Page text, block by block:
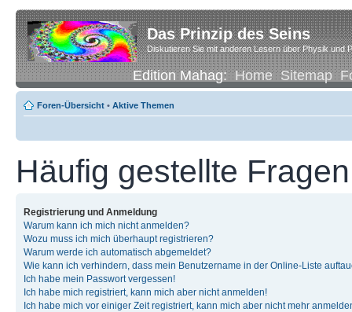
Das Prinzip des Seins
Diskutieren Sie mit anderen Lesern über Physik und
Edition Mahag:Home Sitemap
Foren-Übersicht • Aktive Themen
Häufig gestellte Fragen
Registrierung und Anmeldung
Warum kann ich mich nicht anmelden?
Wozu muss ich mich überhaupt registrieren?
Warum werde ich automatisch abgemeldet?
Wie kann ich verhindern, dass mein Benutzername in der Online-Liste
Ich habe mein Passwort vergessen!
Ich habe mich registriert, kann mich aber nicht anmelden!
Ich habe mich vor einiger Zeit registriert, kann mich aber nicht mehr